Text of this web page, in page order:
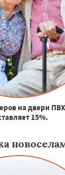
на двери ПВХ
15%.